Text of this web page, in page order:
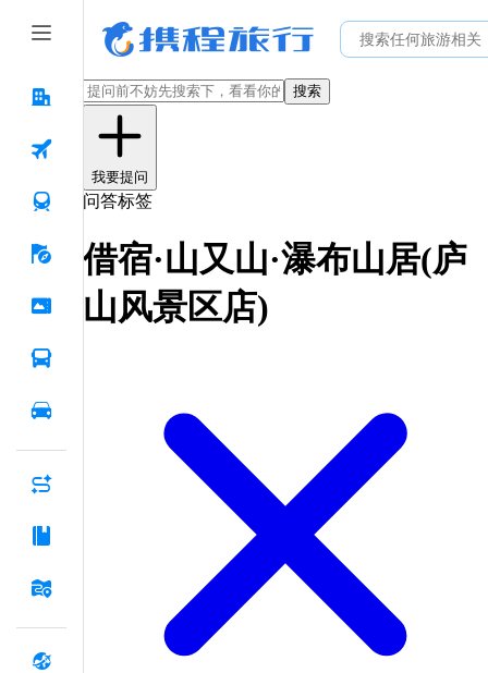
搜索
我要提问
问答标签
借宿·山又山·瀑布山居(庐
山风景区店)